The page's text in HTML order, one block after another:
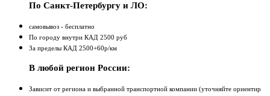
По Санкт-Петербургу и ЛО:
самовывоз - бесплатно
По городу внутри КАД 2500 руб
За пределы КАД 2500+60р/км
В любой регион России:
Зависит от региона и выбранной транспортной компании (уточняйте ориентир